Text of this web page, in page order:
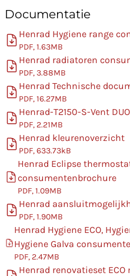
Documentatie
Henrad Hygiene range
PDF, 1.63MB
Henrad radiatoren
PDF, 3.88MB
Henrad Technische
PDF, 16.27MB
Henrad-T2150-S-Vent
PDF, 2.21MB
Henrad kleurenoverzicht
PDF, 633.73kB
Henrad Eclipse
consumentenbrochure
PDF, 1.09MB
Henrad
PDF, 1.90MB
Henrad Hygiene ECO,
Hygiene Galva
PDF, 2.47MB
Henrad renovatieset